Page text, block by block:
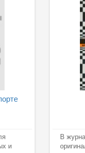
и
В